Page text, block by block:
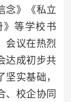
念》《私立
等学校书
会议在热烈
达成初步共
实基础，
、校企协同